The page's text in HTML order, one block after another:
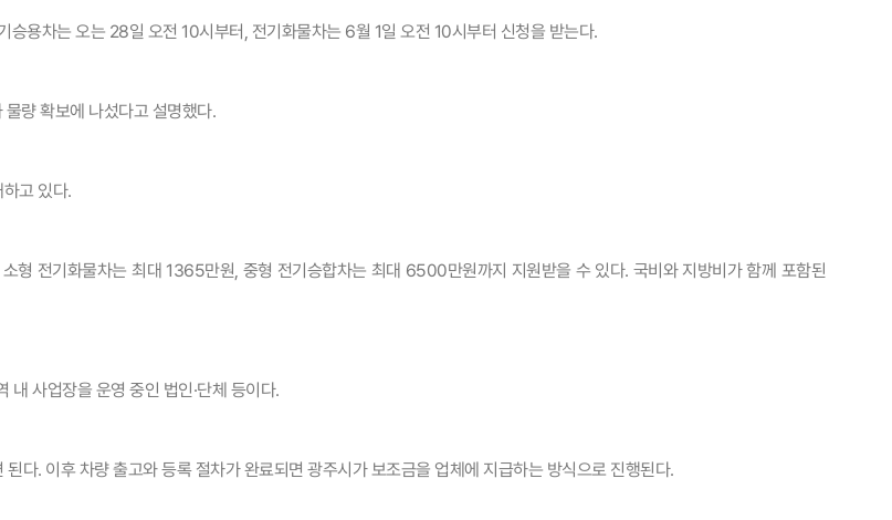
용차는 오는 28일 오전 10시부터, 전기화물차는 6월 1일 오전 10시부터 신청을 받는다.
량 확보에 나섰다고 설명했다.
고 있다.
형 전기화물차는 최대 1365만원, 중형 전기승합차는 최대 6500만원까지 지원받을 수 있다. 국비와 지방비가 함께 포함된
사업장을 운영 중인 법인·단체 등이다.
다. 이후 차량 출고와 등록 절차가 완료되면 광주시가 보조금을 업체에 지급하는 방식으로 진행된다.